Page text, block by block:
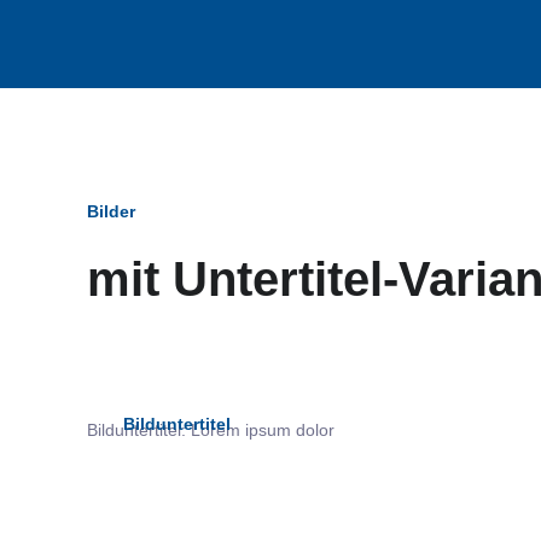
Bilder
mit Untertitel-
Bilduntertitel: Lorem ipsum dolor
Bilduntertitel